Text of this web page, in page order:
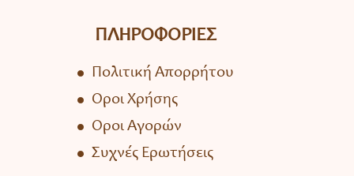
ΠΛΗΡΟΦΟΡΙΕΣ
Πολιτική Απορρήτου
Όροι Χρήσης
Όροι Αγορών
Συχνές Ερωτήσεις